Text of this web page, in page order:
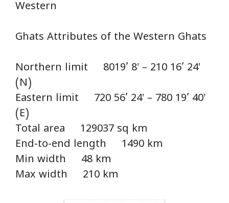
Western
Ghats Attributes of the Western Ghats
Northern limit 8019’ 8‛ – 210 16’ 24‛
(N)
Eastern limit 720 56’ 24‛ – 780 19’ 40‛
(E)
Total area 129037 sq km
End-to-end length 1490 km
Min width 48 km
Max width 210 km